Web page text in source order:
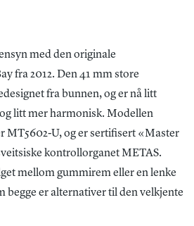
med den originale
fra 2012. Den 41 mm store
fra bunnen, og er nå litt
litt mer harmonisk. Modellen
MT5602-U, og er sertifisert «Master
kontrollorganet METAS.
mellom gummirem eller en lenke
begge er alternativer til den velkjente